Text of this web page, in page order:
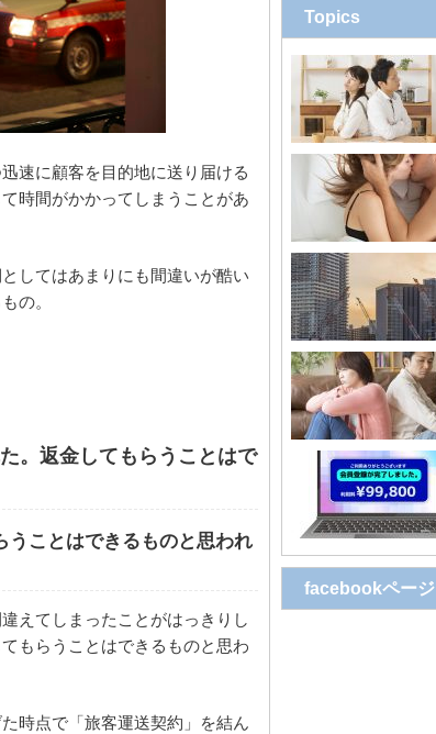
速に顧客を目的地に送り届ける
時間がかかってしまうことがあ
してはあまりにも間違いが酷い
の。
。返金してもらうことはで
うことはできるものと思われ
えてしまったことがはっきりし
もらうことはできるものと思わ
時点で「旅客運送契約」を結ん
Topics
facebookページ